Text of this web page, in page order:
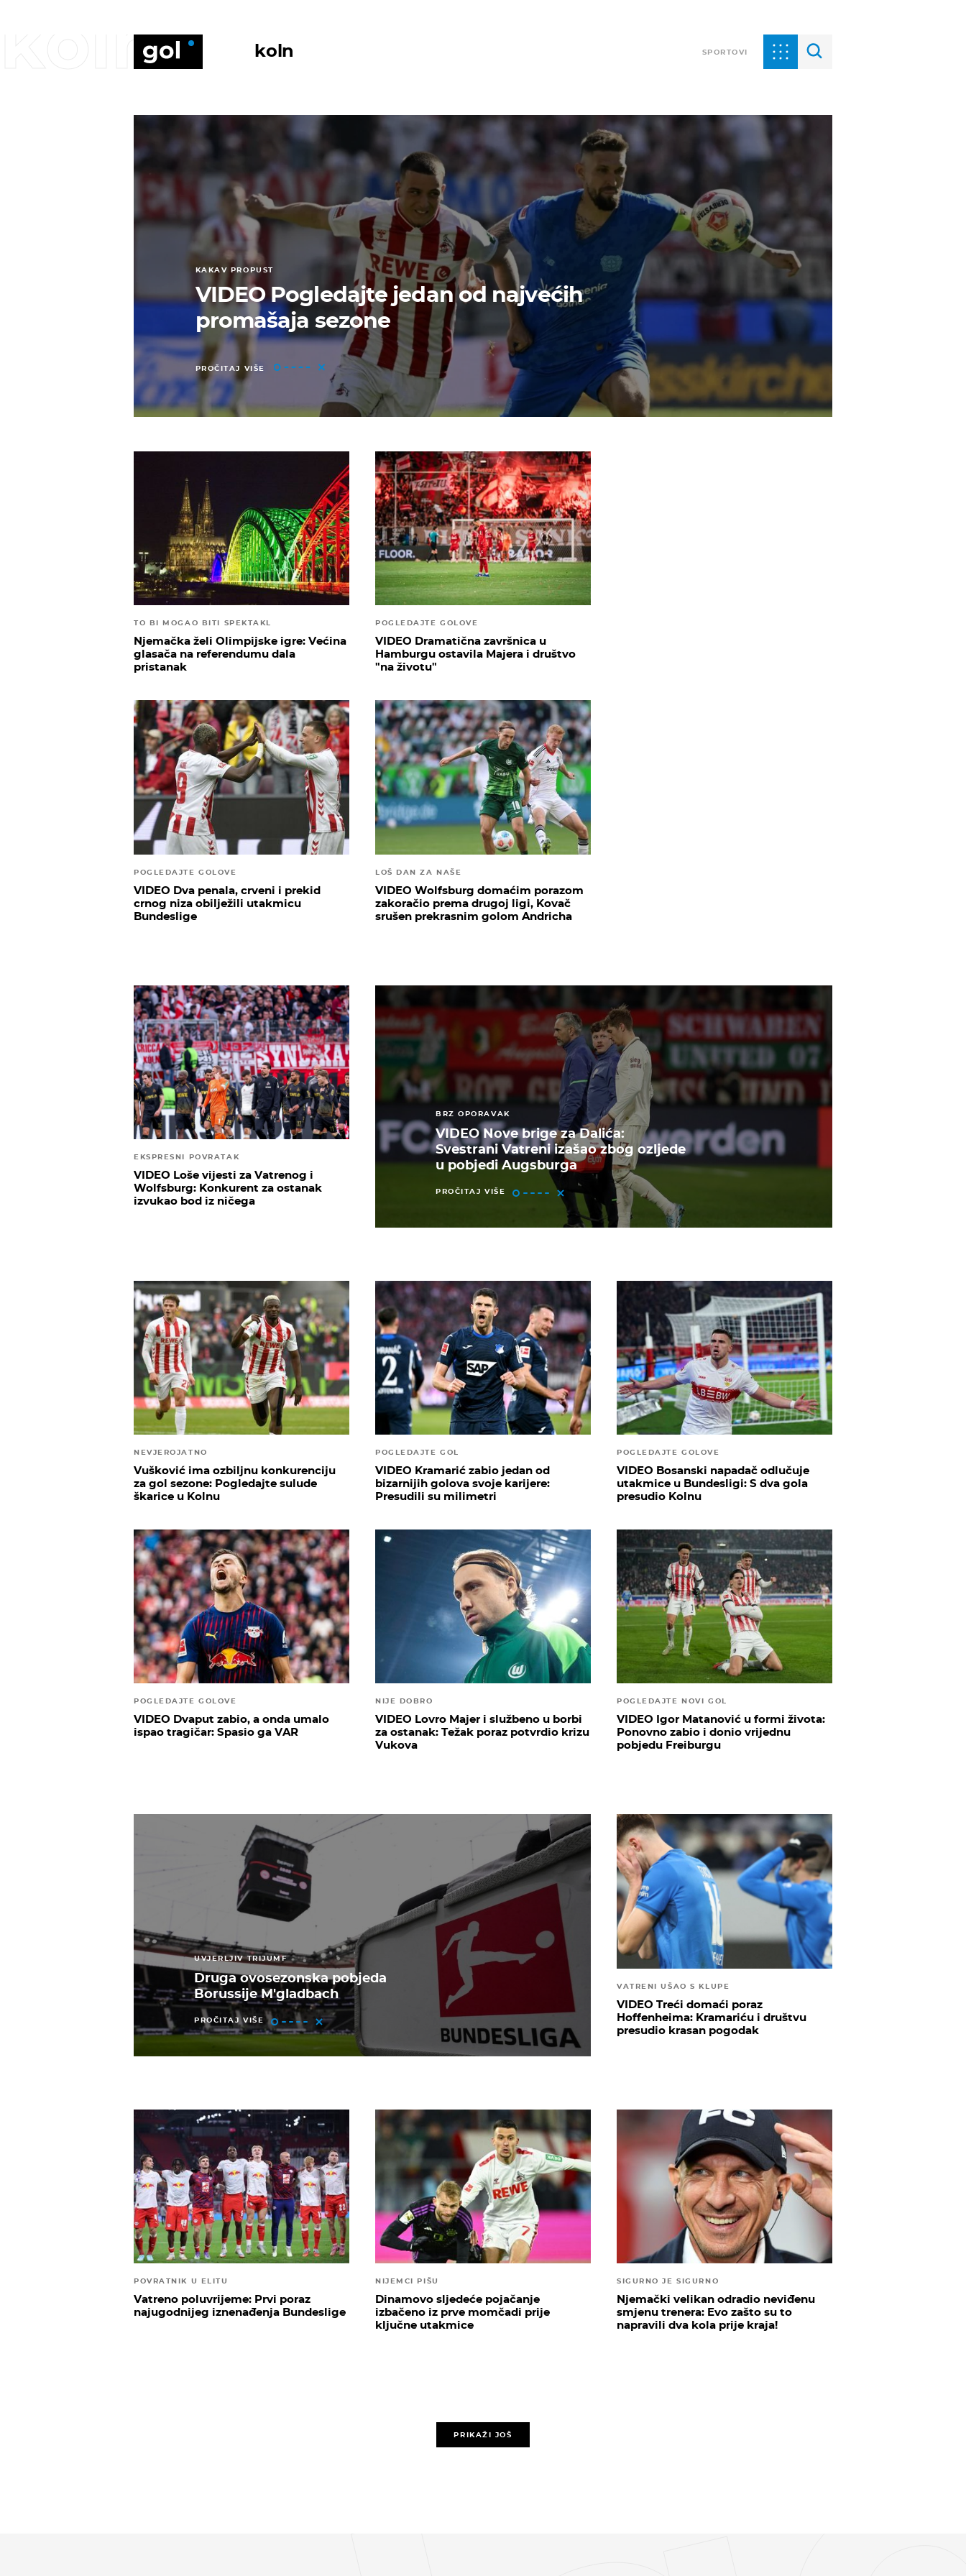
koln SPORTOVI
koln
KAKAV PROPUST
VIDEO Pogledajte jedan od najvećih
promašaja sezone
PROČITAJ VIŠE
TO BI MOGAO BITI SPEKTAKL
Njemačka želi Olimpijske igre: Većina
glasača na referendumu dala
pristanak
POGLEDAJTE GOLOVE
VIDEO Dramatična završnica u
Hamburgu ostavila Majera i društvo
"na životu"
POGLEDAJTE GOLOVE
VIDEO Dva penala, crveni i prekid
crnog niza obilježili utakmicu
Bundeslige
LOŠ DAN ZA NAŠE
VIDEO Wolfsburg domaćim porazom
zakoračio prema drugoj ligi, Kovač
srušen prekrasnim golom Andricha
EKSPRESNI POVRATAK
VIDEO Loše vijesti za Vatrenog i
Wolfsburg: Konkurent za ostanak
izvukao bod iz ničega
BRZ OPORAVAK
VIDEO Nove brige za Dalića:
Svestrani Vatreni izašao zbog ozljede
u pobjedi Augsburga
PROČITAJ VIŠE
NEVJEROJATNO
Vušković ima ozbiljnu konkurenciju
za gol sezone: Pogledajte sulude
škarice u Kolnu
POGLEDAJTE GOL
VIDEO Kramarić zabio jedan od
bizarnijih golova svoje karijere:
Presudili su milimetri
POGLEDAJTE GOLOVE
VIDEO Bosanski napadač odlučuje
utakmice u Bundesligi: S dva gola
presudio Kolnu
POGLEDAJTE GOLOVE
VIDEO Dvaput zabio, a onda umalo
ispao tragičar: Spasio ga VAR
NIJE DOBRO
VIDEO Lovro Majer i službeno u borbi
za ostanak: Težak poraz potvrdio krizu
Vukova
POGLEDAJTE NOVI GOL
VIDEO Igor Matanović u formi života:
Ponovno zabio i donio vrijednu
pobjedu Freiburgu
UVJERLJIV TRIJUMF
Druga ovosezonska pobjeda
Borussije M'gladbach
PROČITAJ VIŠE
VATRENI UŠAO S KLUPE
VIDEO Treći domaći poraz
Hoffenheima: Kramariću i društvu
presudio krasan pogodak
POVRATNIK U ELITU
Vatreno poluvrijeme: Prvi poraz
najugodnijeg iznenađenja Bundeslige
NIJEMCI PIŠU
Dinamovo sljedeće pojačanje
izbačeno iz prve momčadi prije
ključne utakmice
SIGURNO JE SIGURNO
Njemački velikan odradio neviđenu
smjenu trenera: Evo zašto su to
napravili dva kola prije kraja!
PRIKAŽI JOŠ